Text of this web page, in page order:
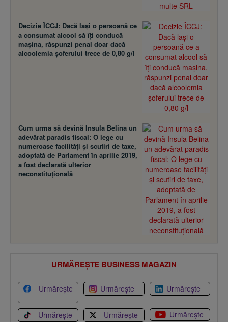
Decizie ÎCCJ: Dacă laşi o persoană ce
a consumat alcool să îţi conducă
maşina, răspunzi penal doar dacă
alcoolemia şoferului trece de 0,80 g/l
Cum urma să devină Insula Belina un
adevărat paradis fiscal: O lege cu
numeroase facilităţi şi scutiri de taxe,
adoptată de Parlament în aprilie 2019,
a fost declarată ulterior
neconstituţională
URMĂREȘTE BUSINESS MAGAZIN
Urmărește Urmărește Urmărește
Urmărește Urmărește Urmărește